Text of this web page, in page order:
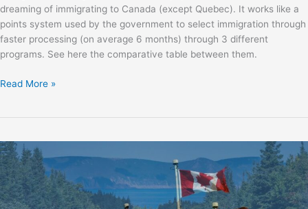
dreaming of immigrating to Canada (except Quebec). It works like a
points system used by the government to select immigration through
faster processing (on average 6 months) through 3 different
programs. See here the comparative table between them.
Read More »
PROVINCIAL
NOMINEE
PROGRAM
(PNP)